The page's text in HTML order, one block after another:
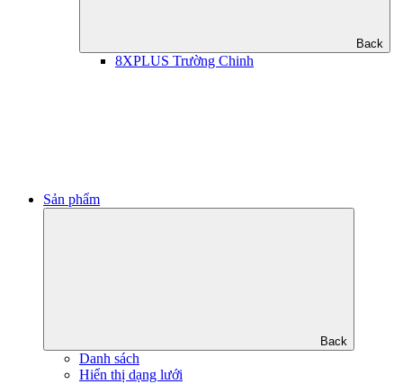
Back
8XPLUS Trường Chinh
Sản phẩm
Back
Danh sách
Hiển thị dạng lưới